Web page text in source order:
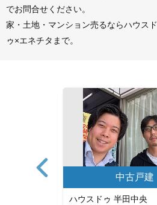
でお問合せください。
家・土地・マンション売るならハウスド
ゥ×エネチタまで。
中古戸建
ハウスドゥ 半田中央